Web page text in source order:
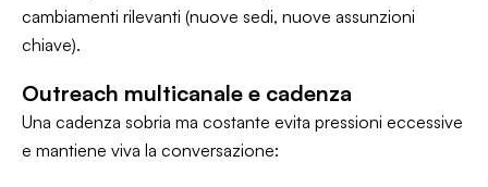
cambiamenti rilevanti (nuove sedi, nuove assunzioni
chiave).
Outreach multicanale e cadenza
Una cadenza sobria ma costante evita pressioni eccessive
e mantiene viva la conversazione: